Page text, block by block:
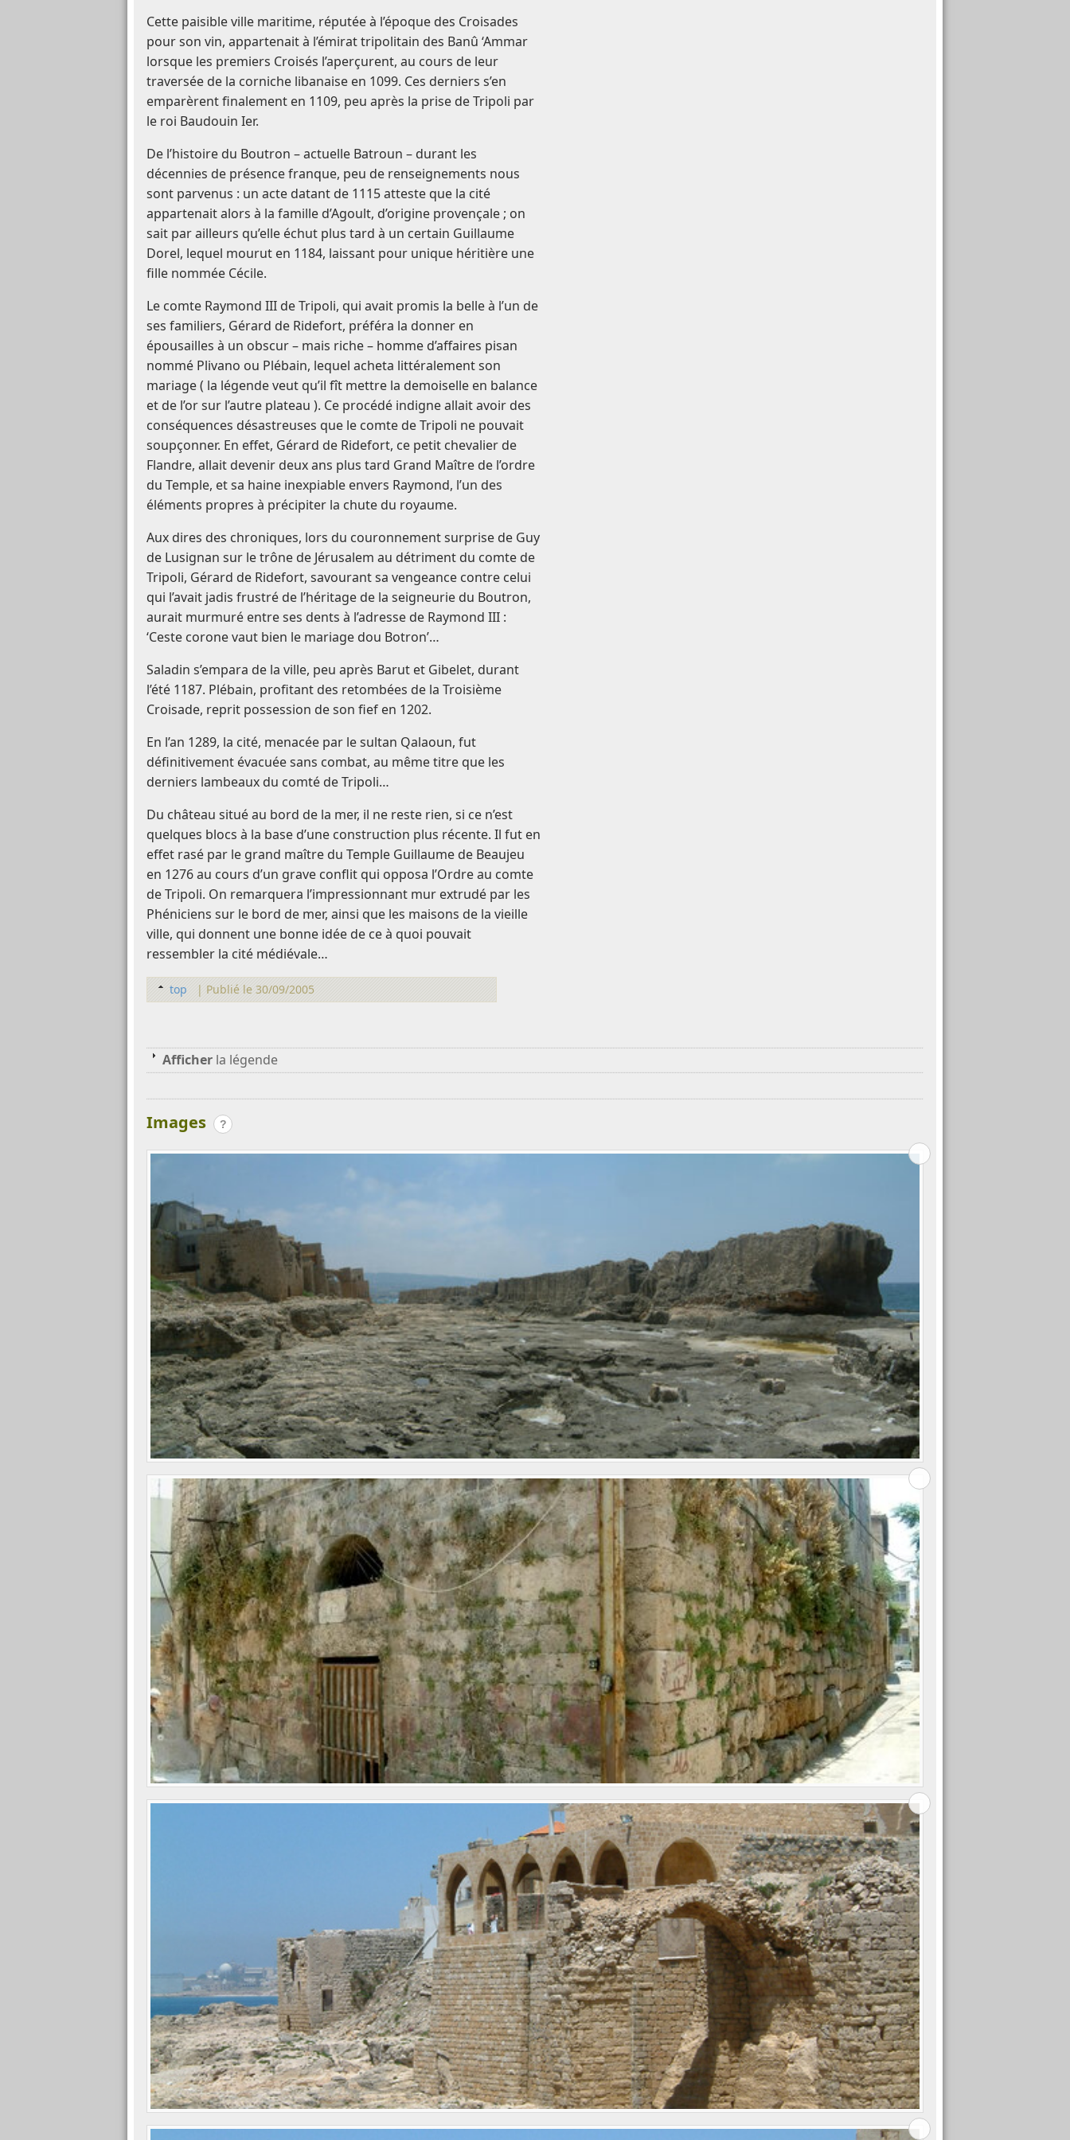
Cette paisible ville maritime, réputée à l’époque des Croisades
pour son vin, appartenait à l’émirat tripolitain des Banû ‘Ammar
lorsque les premiers Croisés l’aperçurent, au cours de leur
traversée de la corniche libanaise en 1099. Ces derniers s’en
emparèrent finalement en 1109, peu après la prise de Tripoli par
le roi Baudouin Ier.
De l’histoire du Boutron – actuelle Batroun – durant les
décennies de présence franque, peu de renseignements nous
sont parvenus : un acte datant de 1115 atteste que la cité
appartenait alors à la famille d’Agoult, d’origine provençale ; on
sait par ailleurs qu’elle échut plus tard à un certain Guillaume
Dorel, lequel mourut en 1184, laissant pour unique héritière une
fille nommée Cécile.
Le comte Raymond III de Tripoli, qui avait promis la belle à l’un de
ses familiers, Gérard de Ridefort, préféra la donner en
épousailles à un obscur – mais riche – homme d’affaires pisan
nommé Plivano ou Plébain, lequel acheta littéralement son
mariage ( la légende veut qu’il fît mettre la demoiselle en balance
et de l’or sur l’autre plateau ). Ce procédé indigne allait avoir des
conséquences désastreuses que le comte de Tripoli ne pouvait
soupçonner. En effet, Gérard de Ridefort, ce petit chevalier de
Flandre, allait devenir deux ans plus tard Grand Maître de l’ordre
du Temple, et sa haine inexpiable envers Raymond, l’un des
éléments propres à précipiter la chute du royaume.
Aux dires des chroniques, lors du couronnement surprise de Guy
de Lusignan sur le trône de Jérusalem au détriment du comte de
Tripoli, Gérard de Ridefort, savourant sa vengeance contre celui
qui l’avait jadis frustré de l’héritage de la seigneurie du Boutron,
aurait murmuré entre ses dents à l’adresse de Raymond III :
‘Ceste corone vaut bien le mariage dou Botron’…
Saladin s’empara de la ville, peu après Barut et Gibelet, durant
l’été 1187. Plébain, profitant des retombées de la Troisième
Croisade, reprit possession de son fief en 1202.
En l’an 1289, la cité, menacée par le sultan Qalaoun, fut
définitivement évacuée sans combat, au même titre que les
derniers lambeaux du comté de Tripoli…
Du château situé au bord de la mer, il ne reste rien, si ce n’est
quelques blocs à la base d’une construction plus récente. Il fut en
effet rasé par le grand maître du Temple Guillaume de Beaujeu
en 1276 au cours d’un grave conflit qui opposa l’Ordre au comte
de Tripoli. On remarquera l’impressionnant mur extrudé par les
Phéniciens sur le bord de mer, ainsi que les maisons de la vieille
ville, qui donnent une bonne idée de ce à quoi pouvait
ressembler la cité médiévale…
top | Publié le 30/09/2005
Afficher la légende
Images ?